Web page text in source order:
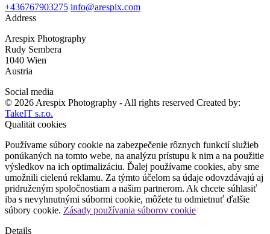
+436767903275 info@arespix.com
Address
Arespix Photography
Rudy Sembera
1040 Wien
Austria
Social media
© 2026 Arespix Photography - All rights reserved Created by:
TakeIT s.r.o.
Qualität cookies
Používame súbory cookie na zabezpečenie rôznych funkcií služieb
ponúkaných na tomto webe, na analýzu prístupu k nim a na použitie
výsledkov na ich optimalizáciu. Ďalej používame cookies, aby sme
umožnili cielenú reklamu. Za týmto účelom sa údaje odovzdávajú aj
pridruženým spoločnostiam a našim partnerom. Ak chcete súhlasiť
iba s nevyhnutnými súbormi cookie, môžete tu odmietnuť ďalšie
súbory cookie. Zásady používania súborov cookie
Details